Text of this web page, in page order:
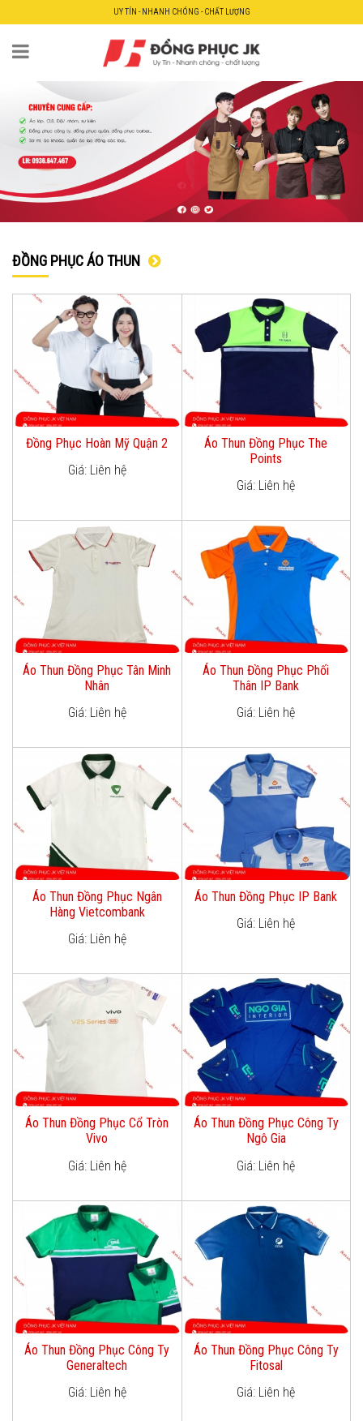
UY TÍN - NHANH CHÓNG - CHẤT LƯỢNG
ĐỒNG PHỤC ÁO THUN
Đồng Phục Hoàn Mỹ Quận 2
Giá: Liên hệ
Áo Thun Đồng Phục The
Points
Giá: Liên hệ
Áo Thun Đồng Phục Tân Minh
Nhân
Giá: Liên hệ
Áo Thun Đồng Phục Phối
Thân IP Bank
Giá: Liên hệ
Áo Thun Đồng Phục Ngân
Hàng Vietcombank
Giá: Liên hệ
Áo Thun Đồng Phục IP Bank
Giá: Liên hệ
Áo Thun Đồng Phục Cổ Tròn
Vivo
Giá: Liên hệ
Áo Thun Đồng Phục Công Ty
Ngô Gia
Giá: Liên hệ
Áo Thun Đồng Phục Công Ty
Generaltech
Giá: Liên hệ
Áo Thun Đồng Phục Công Ty
Fitosal
Giá: Liên hệ